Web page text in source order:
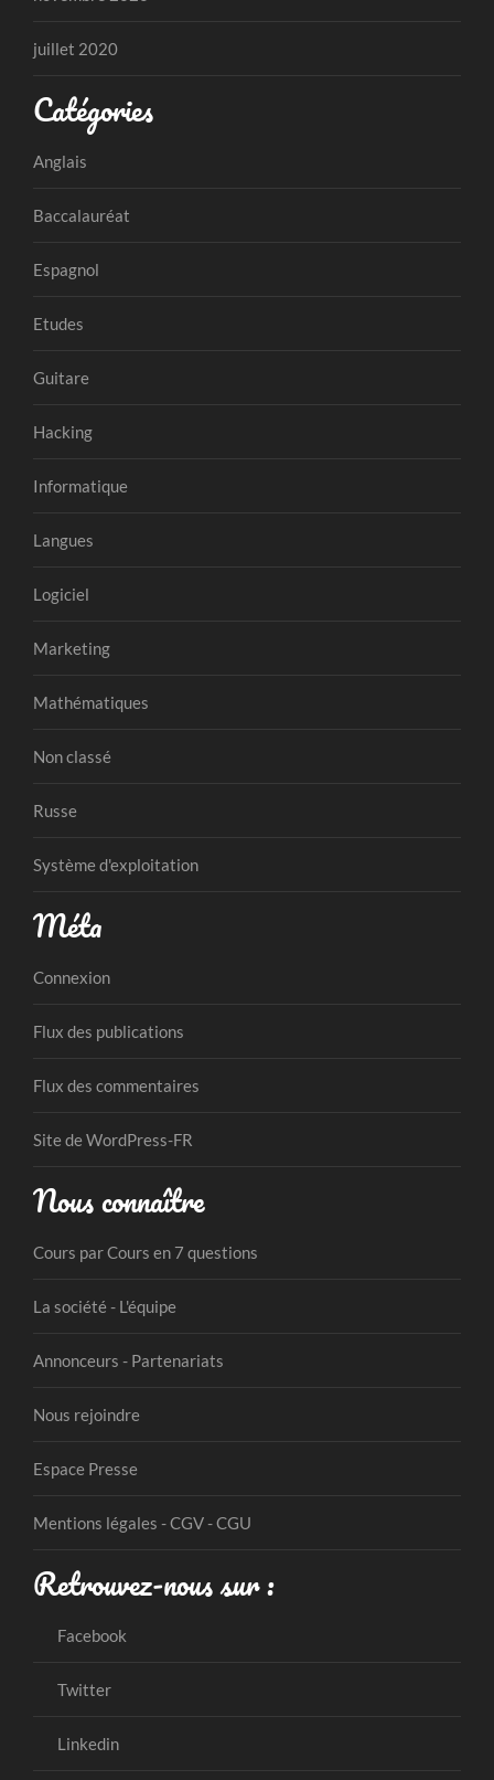
juillet 2020
Catégories
Anglais
Baccalauréat
Espagnol
Etudes
Guitare
Hacking
Informatique
Langues
Logiciel
Marketing
Mathématiques
Non classé
Russe
Système d'exploitation
Méta
Connexion
Flux des publications
Flux des commentaires
Site de WordPress-FR
Nous connaître
Cours par Cours en 7 questions
La société - L'équipe
Annonceurs - Partenariats
Nous rejoindre
Espace Presse
Mentions légales - CGV - CGU
Retrouvez-nous sur :
Facebook
Twitter
Linkedin